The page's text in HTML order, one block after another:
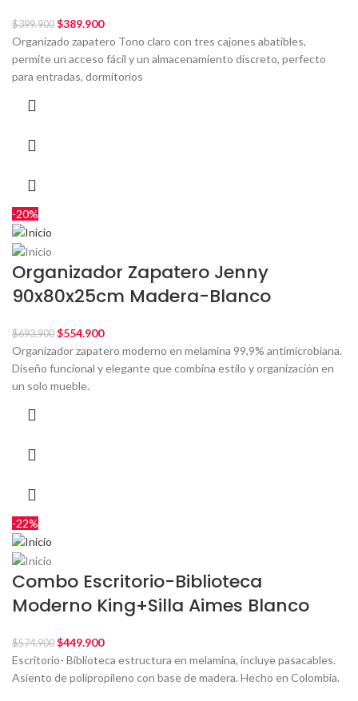
$399.900 $389.900
Organizado zapatero Tono claro con tres cajones abatibles,
permite un acceso fácil y un almacenamiento discreto, perfecto
para entradas, dormitorios
-20%
Organizador Zapatero Jenny
90x80x25cm Madera-Blanco
$693.900 $554.900
Organizador zapatero moderno en melamina 99,9% antimicrobiana.
Diseño funcional y elegante que combina estilo y organización en
un solo mueble.
-22%
Combo Escritorio-Biblioteca
Moderno King+Silla Aimes Blanco
$574.900 $449.900
Escritorio- Biblioteca estructura en melamina, incluye pasacables.
Asiento de polipropileno con base de madera. Hecho en Colombia.